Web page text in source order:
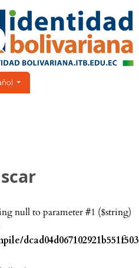
el idioma. El idioma actual es:
null to parameter #1 ($string)